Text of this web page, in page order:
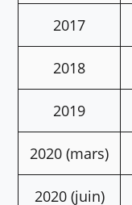
2017
2018
2019
2020 (mars)
2020 (juin)